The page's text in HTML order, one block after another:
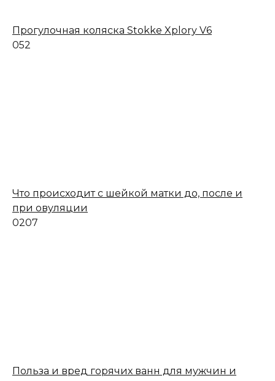
Прогулочная коляска Stokke Xplory V6
052
Что происходит с шейкой матки до, после и
при овуляции
0207
Польза и вред горячих ванн для мужчин и